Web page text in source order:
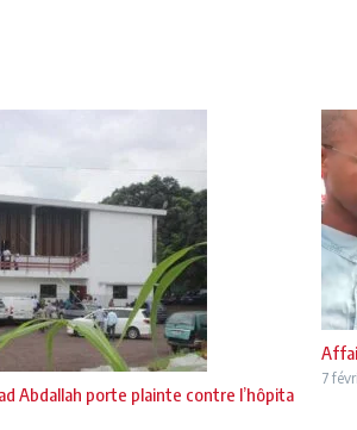
Abdallah porte plainte contre l’hôpita
7